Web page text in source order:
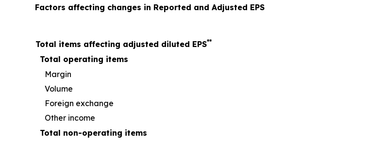
Factors affecting changes in Reported and Adjusted EPS
Total items affecting adjusted diluted EPS**
Total operating items
Margin
Volume
Foreign exchange
Other income
Total non-operating items